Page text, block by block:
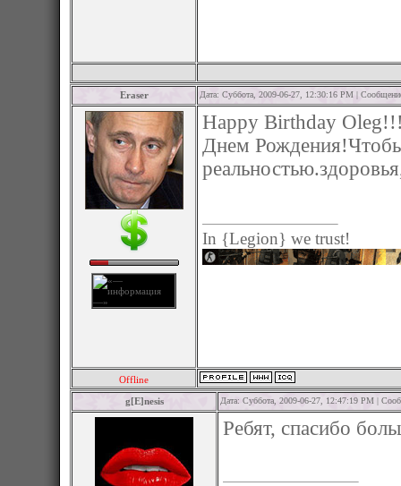
Eraser Дата: Суббота, 2009-06-27, 12:30:16 PM |
Happy Birthday
Днем
In {Legion} we trust!
Offline
g[E]nesis
Дата: Суббота, 2009-06-27, 12:47:19 PM |
Ребят, спасибо